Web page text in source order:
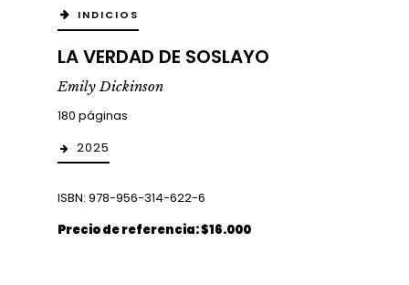
INDICIOS
LA VERDAD DE SOSLAYO
Emily Dickinson
180 páginas
2025
ISBN: 978-956-314-622-6
Precio de referencia: $16.000